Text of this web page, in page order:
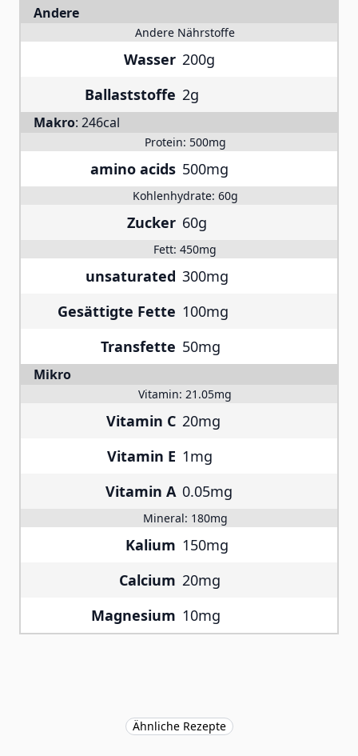
Andere
Andere Nährstoffe
Wasser 200g
Ballaststoffe 2g
Makro: 246cal
Protein: 500mg
amino acids 500mg
Kohlenhydrate: 60g
Zucker 60g
Fett: 450mg
unsaturated 300mg
Gesättigte Fette 100mg
Transfette 50mg
Mikro
Vitamin: 21.05mg
Vitamin C 20mg
Vitamin E 1mg
Vitamin A 0.05mg
Mineral: 180mg
Kalium 150mg
Calcium 20mg
Magnesium 10mg
Ähnliche Rezepte